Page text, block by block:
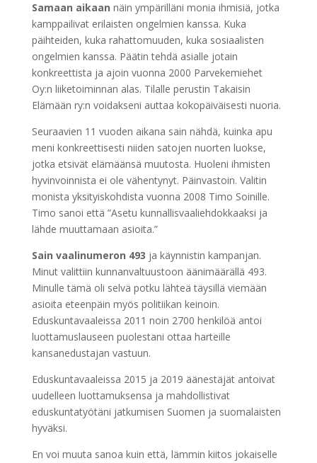
Samaan aikaan näin ympärilläni monia ihmisiä, jotka
kamppailivat erilaisten ongelmien kanssa. Kuka
päihteiden, kuka rahattomuuden, kuka sosiaalisten
ongelmien kanssa. Päätin tehdä asialle jotain
konkreettista ja ajoin vuonna 2000 Parvekemiehet
Oy:n liiketoiminnan alas. Tilalle perustin Takaisin
Elämään ry:n voidakseni auttaa kokopäiväisesti nuoria.
Seuraavien 11 vuoden aikana sain nähdä, kuinka apu
meni konkreettisesti niiden satojen nuorten luokse,
jotka etsivät elämäänsä muutosta. Huoleni ihmisten
hyvinvoinnista ei ole vähentynyt. Päinvastoin. Valitin
monista yksityiskohdista vuonna 2008 Timo Soinille.
Timo sanoi että ”Asetu kunnallisvaaliehdokkaaksi ja
lähde muuttamaan asioita.”
Sain vaalinumeron 493 ja käynnistin kampanjan.
Minut valittiin kunnanvaltuustoon äänimäärällä 493.
Minulle tämä oli selvä potku lähteä täysillä viemään
asioita eteenpäin myös politiikan keinoin.
Eduskuntavaaleissa 2011 noin 2700 henkilöä antoi
luottamuslauseen puolestani ottaa harteille
kansanedustajan vastuun.
Eduskuntavaaleissa 2015 ja 2019 äänestäjät antoivat
uudelleen luottamuksensa ja mahdollistivat
eduskuntatyötäni jatkumisen Suomen ja suomalaisten
hyväksi.
En voi muuta sanoa kuin että, lämmin kiitos jokaiselle